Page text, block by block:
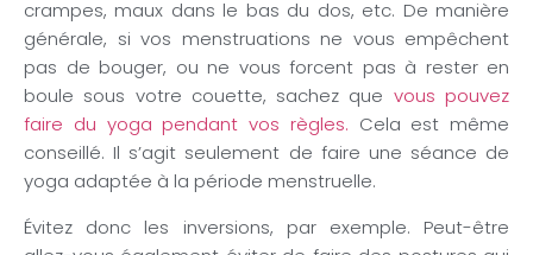
crampes, maux dans le bas du dos, etc. De manière
générale, si vos menstruations ne vous empêchent
pas de bouger, ou ne vous forcent pas à rester en
boule sous votre couette, sachez que vous pouvez
faire du yoga pendant vos règles. Cela est même
conseillé. Il s’agit seulement de faire une séance de
yoga adaptée à la période menstruelle.
Évitez donc les inversions, par exemple. Peut-être